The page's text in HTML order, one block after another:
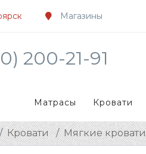
Магазины
200-21-91
Матрасы Кровати
Кровати Мягкие кровати